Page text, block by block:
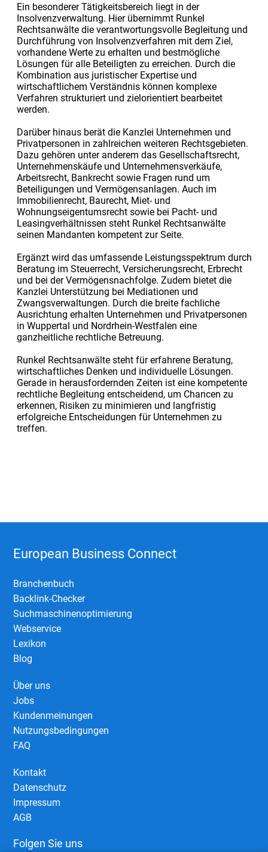
Ein besonderer Tätigkeitsbereich liegt in der
Insolvenzverwaltung. Hier übernimmt Runkel
Rechtsanwälte die verantwortungsvolle Begleitung und
Durchführung von Insolvenzverfahren mit dem Ziel,
vorhandene Werte zu erhalten und bestmögliche
Lösungen für alle Beteiligten zu erreichen. Durch die
Kombination aus juristischer Expertise und
wirtschaftlichem Verständnis können komplexe
Verfahren strukturiert und zielorientiert bearbeitet
werden.
Darüber hinaus berät die Kanzlei Unternehmen und
Privatpersonen in zahlreichen weiteren Rechtsgebieten.
Dazu gehören unter anderem das Gesellschaftsrecht,
Unternehmenskäufe und Unternehmensverkäufe,
Arbeitsrecht, Bankrecht sowie Fragen rund um
Beteiligungen und Vermögensanlagen. Auch im
Immobilienrecht, Baurecht, Miet- und
Wohnungseigentumsrecht sowie bei Pacht- und
Leasingverhältnissen steht Runkel Rechtsanwälte
seinen Mandanten kompetent zur Seite.
Ergänzt wird das umfassende Leistungsspektrum durch
Beratung im Steuerrecht, Versicherungsrecht, Erbrecht
und bei der Vermögensnachfolge. Zudem bietet die
Kanzlei Unterstützung bei Mediationen und
Zwangsverwaltungen. Durch die breite fachliche
Ausrichtung erhalten Unternehmen und Privatpersonen
in Wuppertal und Nordrhein-Westfalen eine
ganzheitliche rechtliche Betreuung.
Runkel Rechtsanwälte steht für erfahrene Beratung,
wirtschaftliches Denken und individuelle Lösungen.
Gerade in herausfordernden Zeiten ist eine kompetente
rechtliche Begleitung entscheidend, um Chancen zu
erkennen, Risiken zu minimieren und langfristig
erfolgreiche Entscheidungen für Unternehmen zu
treffen.
European Business Connect
Branchenbuch
Backlink-Checker
Suchmaschinenoptimierung
Webservice
Lexikon
Blog
Über uns
Jobs
Kundenmeinungen
Nutzungsbedingungen
FAQ
Kontakt
Datenschutz
Impressum
AGB
Folgen Sie uns